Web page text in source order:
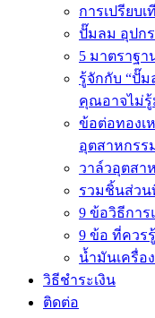
การเปรียบ
ปั๊มลม อุปก
5 มาตราฐ
รู้จักกับ “ปั๊
คุณอาจไม่
ข้อต่อทองเ
อุตสาหกรร
วาล์วอุตสาห
รวมชิ้นส่ว
9 ข้อวิธีกา
9 ข้อ ที่ควร
น้ำมันเครื่อ
วิธีชำระเงิน
ติดต่อ